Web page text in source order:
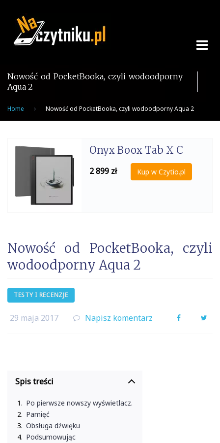
content
Nowość od PocketBooka, czyli wodoodporny
Aqua 2
Home Nowość od PocketBooka, czyli wodoodporny Aqua 2
Onyx Boox Tab X C
2 899 zł Kup w Czytio.pl
Nowość od PocketBooka, czyli
wodoodporny Aqua 2
TESTY I RECENZJE
29 maja 2017 Napisz komentarz Facebook
Spis treści
Po pierwsze nowszy wyświetlacz.
Pamięć
Obsługa dźwięku
Podsumowując